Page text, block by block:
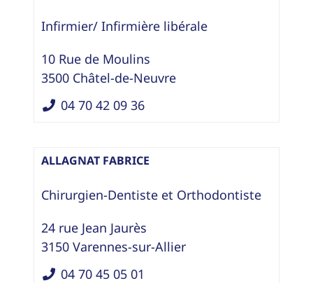
Infirmier/ Infirmière libérale
10 Rue de Moulins
3500 Châtel-de-Neuvre
04 70 42 09 36
ALLAGNAT FABRICE
Chirurgien-Dentiste et Orthodontiste
24 rue Jean Jaurès
3150 Varennes-sur-Allier
04 70 45 05 01